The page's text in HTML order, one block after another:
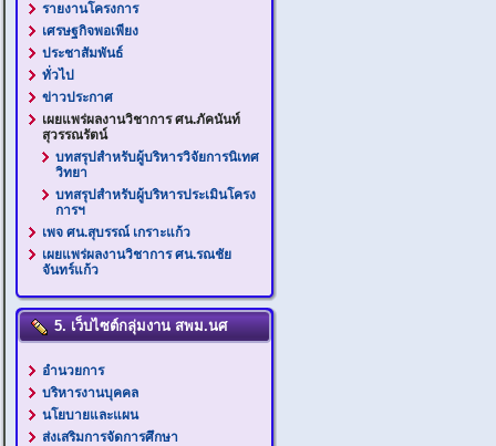
รายงานโครงการ
เศรษฐกิจพอเพียง
ประชาสัมพันธ์
ทั่วไป
ข่าวประกาศ
เผยแพร่ผลงานวิชาการ ศน.ภัคนันท์
สุวรรณรัตน์
บทสรุปสำหรับผู้บริหารวิจัยการนิเทศ
วิทยา
บทสรุปสำหรับผู้บริหารประเมินโครง
การฯ
เพจ ศน.สุบรรณ์ เกราะแก้ว
เผยแพร่ผลงานวิชาการ ศน.รณชัย
จันทร์แก้ว
5. เว็บไซต์กลุ่มงาน สพม.นศ
อำนวยการ
บริหารงานบุคคล
นโยบายและแผน
ส่งเสริมการจัดการศึกษา